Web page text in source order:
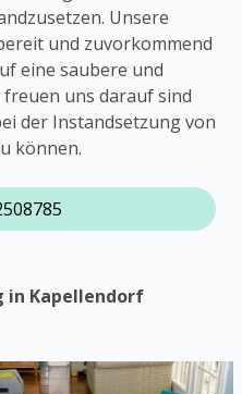
Unsere
und zuvorkommend
eine saubere und
uns darauf sind
der Instandsetzung von
können.
in Kapellendorf